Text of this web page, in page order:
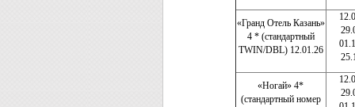
«Гранд Отель Казань»
4 * (стандартный
TWIN/DBL) 12.01.26
«Ногай» 4*
(стандартный номер